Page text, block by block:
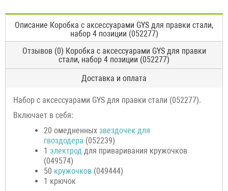
Описание Коробка с аксессуарами GYS для правки стали,
набор 4 позиции (052277)
Отзывов (0) Коробка с аксессуарами GYS для правки
стали, набор 4 позиции (052277)
Доставка и оплата
Набор с аксессуарами GYS для правки стали (052277).
Включает в себя:
20 омедненных звездочек для
гвоздодера (052239)
1 электрод для приваривания кружочков
(049574)
50 кружочков (049444)
1 крючок